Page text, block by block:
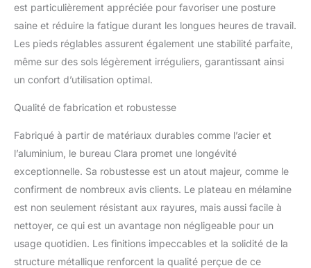
journée plus dynamique et limiter la
sédentaire pendant le travail.
est particulièrement appréciée pour favoriser une posture
saine et réduire la fatigue durant les longues heures de travail.
Les pieds réglables assurent également une stabilité parfaite,
même sur des sols légèrement irréguliers, garantissant ainsi
un confort d’utilisation optimal.
Qualité de fabrication et robustesse
Fabriqué à partir de matériaux durables comme l’acier et
l’aluminium, le bureau Clara promet une longévité
exceptionnelle. Sa robustesse est un atout majeur, comme le
confirment de nombreux avis clients. Le plateau en mélamine
est non seulement résistant aux rayures, mais aussi facile à
nettoyer, ce qui est un avantage non négligeable pour un
usage quotidien. Les finitions impeccables et la solidité de la
structure métallique renforcent la qualité perçue de ce